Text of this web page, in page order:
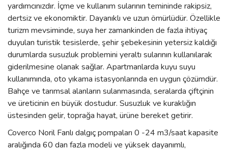
yardımcınızdır. İçme ve kullanım sularının temininde rakipsiz,
dertsiz ve ekonomiktir. Dayanıklı ve uzun ömürlüdür. Özellikle
turizm mevsiminde, suya her zamankinden de fazla ihtiyaç
duyulan turistik tesislerde, şehir şebekesinin yetersiz kaldığı
durumlarda susuzluk problemini yeraltı sularının kullanılarak
giderilmesine olanak sağlar. Apartmanlarda kuyu suyu
kullanımında, oto yıkama istasyonlarında en uygun çözümdür.
Bahçe ve tarımsal alanların sulanmasında, seralarda çiftçinin
ve üreticinin en büyük dostudur. Susuzluk ve kuraklığın
üstesinden gelir, toprağa hayat, ürüne bereket getirir.
Coverco Noril Fanlı dalgıç pompaları 0 -24 m3/saat kapasite
aralığında 60 dan fazla modeli ve yüksek dayanımlı,